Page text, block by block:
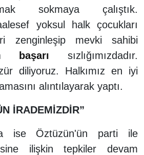
sokmaya çalıştık.
yoksul halk çocukları
zenginleşip mevki sahibi
başarı sızlığımızdadır.
diliyoruz. Halkımız en iyi
alıntılayarak yaptı.
İRADEMİZDİR”
ise Öztüzün'ün parti ile
ilişkin tepkiler devam